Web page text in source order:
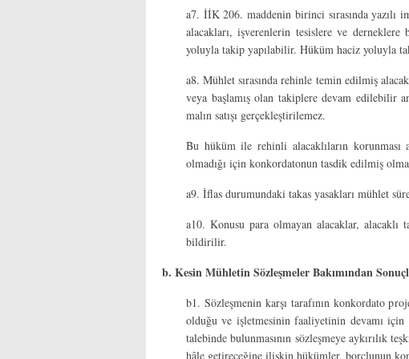
a7. İİK 206. maddenin birinci sırasında yazılı
alacakları, işverenlerin tesislere ve
yoluyla takip yapılabilir. Hüküm haciz yoluyla
a8. Mühlet sırasında rehinle temin edilmiş
veya başlamış olan takiplere devam edilebilir
malın satışı gerçekleştirilemez.
Bu hüküm ile rehinli alacaklıların korunması
olmadığı için konkordatonun tasdik edilmiş
a9. İflas durumundaki takas yasakları mühlet
a10. Konusu para olmayan alacaklar, alacaklı
bildirilir.
b. Kesin Mühletin Sözleşmeler Bakımından
b1. Sözleşmenin karşı tarafının konkordato
olduğu ve işletmesinin faaliyetinin devamı için
talebinde bulunmasının sözleşmeye aykırılık
hâle getireceğine ilişkin hükümler, borçlunun